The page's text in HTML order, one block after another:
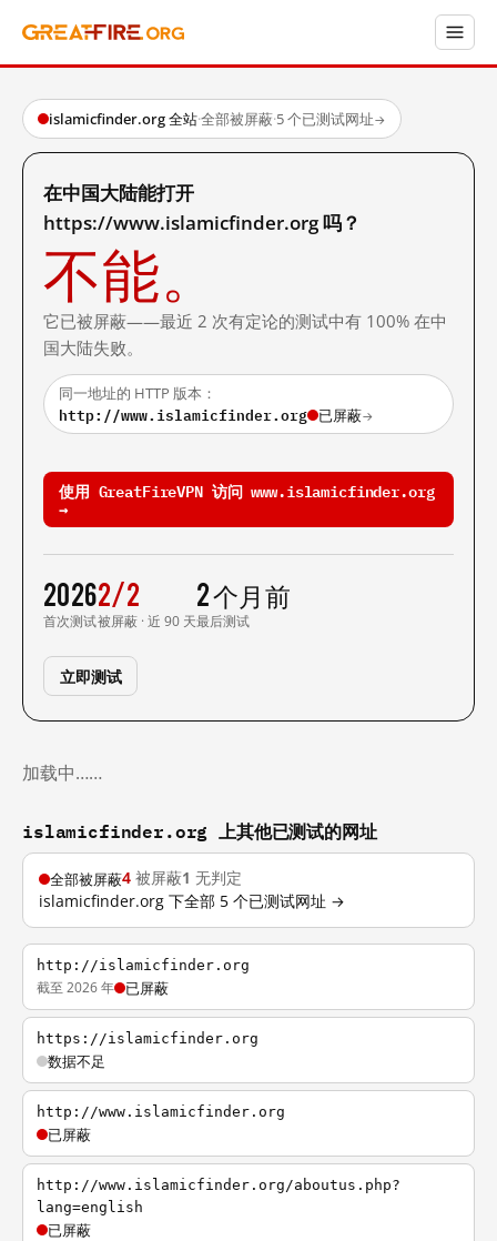
islamicfinder.org 全站·全部被屏蔽·5 个已测试网址→
在中国大陆能打开
https://www.islamicfinder.org 吗？
不能。
它已被屏蔽——最近 2 次有定论的测试中有 100% 在中
国大陆失败。
同一地址的 HTTP 版本：
http://www.islamicfinder.org 已屏蔽→
使用 GreatFireVPN 访问 www.islamicfinder.org
→
2026
首次测试
2/2
被屏蔽 · 近 90 天
2 个月前
最后测试
立即测试
加载中……
islamicfinder.org 上其他已测试的网址
全部被屏蔽4 被屏蔽1 无判定
islamicfinder.org 下全部 5 个已测试网址 →
http://islamicfinder.org
截至 2026 年 已屏蔽
https://islamicfinder.org
数据不足
http://www.islamicfinder.org
已屏蔽
http://www.islamicfinder.org/aboutus.php?
lang=english
已屏蔽